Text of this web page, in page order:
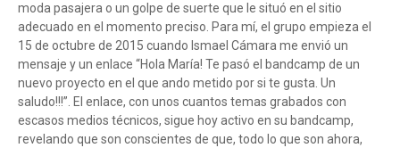
moda pasajera o un golpe de suerte que le situó en el sitio
adecuado en el momento preciso. Para mí, el grupo empieza el
15 de octubre de 2015 cuando Ismael Cámara me envió un
mensaje y un enlace “Hola María! Te pasó el bandcamp de un
nuevo proyecto en el que ando metido por si te gusta. Un
saludo!!!”. El enlace, con unos cuantos temas grabados con
escasos medios técnicos, sigue hoy activo en su bandcamp,
revelando que son conscientes de que, todo lo que son ahora,